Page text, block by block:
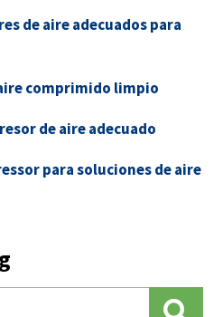
de aire adecuados para
comprimido limpio
de aire adecuado
para soluciones de aire